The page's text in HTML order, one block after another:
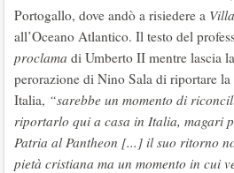
Portogallo, dove andò a risiedere a
all’Oceano Atlantico. Il testo del
proclama di Umberto II mentre lascia
perorazione di Nino Sala di riportare
Italia, “sarebbe un momento di
riportarlo qui a casa in Italia, magari
Patria al Pantheon [...] il suo ritorno
pietà cristiana ma un momento in cui